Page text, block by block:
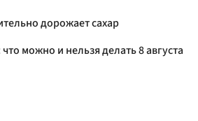
дорожает сахар
можно и нельзя делать 8 августа